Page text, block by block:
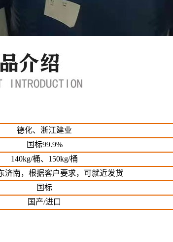
德化、浙江建业
国标99.9%
140kg/桶、 150kg/桶
济南，根据客户要求，可就近发货
国标
国产/进口